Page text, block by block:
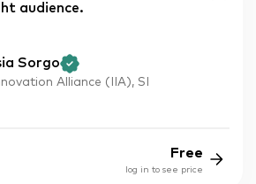
audience.
Sorgo
Alliance (IIA), SI
Free
log in to see price